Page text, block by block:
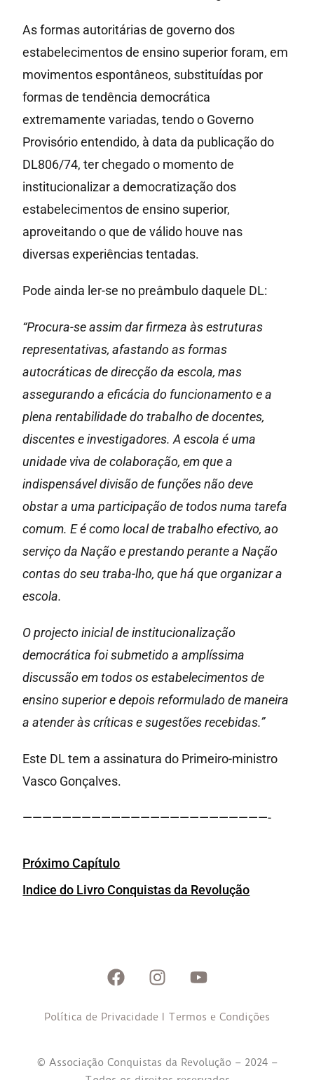
As formas autoritárias de governo dos
estabelecimentos de ensino superior foram, em
movimentos espontâneos, substituídas por
formas de tendência democrática
extremamente variadas, tendo o Governo
Provisório entendido, à data da publicação do
DL806/74, ter chegado o momento de
institucionalizar a democratização dos
estabelecimentos de ensino superior,
aproveitando o que de válido houve nas
diversas experiências tentadas.
Pode ainda ler-se no preâmbulo daquele DL:
“Procura-se assim dar firmeza às estruturas
representativas, afastando as formas
autocráticas de direcção da escola, mas
assegurando a eficácia do funcionamento e a
plena rentabilidade do trabalho de docentes,
discentes e investigadores. A escola é uma
unidade viva de colaboração, em que a
indispensável divisão de funções não deve
obstar a uma participação de todos numa tarefa
comum. E é como local de trabalho efectivo, ao
serviço da Nação e prestando perante a Nação
contas do seu traba-lho, que há que organizar a
escola.
O projecto inicial de institucionalização
democrática foi submetido a amplíssima
discussão em todos os estabelecimentos de
ensino superior e depois reformulado de maneira
a atender às críticas e sugestões recebidas.”
Este DL tem a assinatura do Primeiro-ministro
Vasco Gonçalves.
—————————————————————————-
Próximo Capítulo
Indice do Livro Conquistas da Revolução
Política de Privacidade I Termos e Condições
© Associação Conquistas da Revolução – 2024 –